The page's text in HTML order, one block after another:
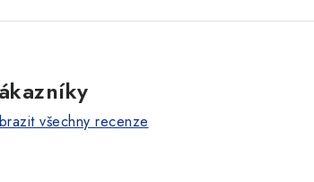
všechny recenze